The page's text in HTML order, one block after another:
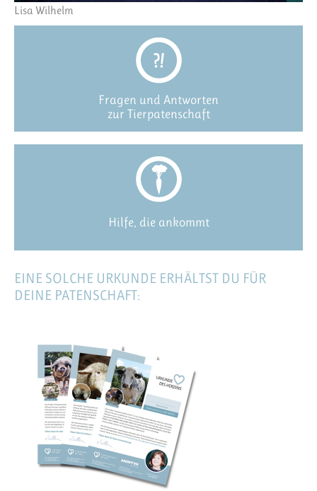
Lisa Wilhelm
Fragen und Antworten
zur Tierpatenschaft
Hilfe, die ankommt
EINE SOLCHE URKUNDE ERHÄLTST DU FÜR
DEINE PATENSCHAFT: